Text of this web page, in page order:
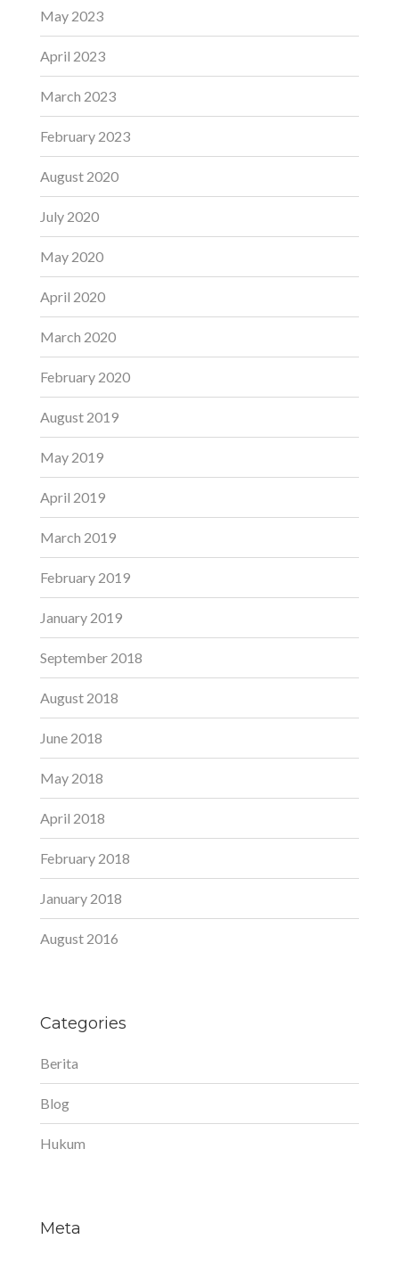
May 2023
April 2023
March 2023
February 2023
August 2020
July 2020
May 2020
April 2020
March 2020
February 2020
August 2019
May 2019
April 2019
March 2019
February 2019
January 2019
September 2018
August 2018
June 2018
May 2018
April 2018
February 2018
January 2018
August 2016
Categories
Berita
Blog
Hukum
Meta